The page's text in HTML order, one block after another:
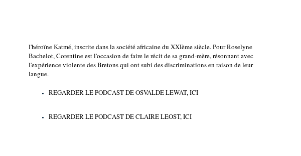
l'héroïne Katmé, inscrite dans la société africaine du XXIème siècle. Pour Roselyne
Bachelot, Corentine est l'occasion de faire le récit de sa grand-mère, résonnant avec
l'expérience violente des Bretons qui ont subi des discriminations en raison de leur
langue.
REGARDER LE PODCAST DE OSVALDE LEWAT, ICI
REGARDER LE PODCAST DE CLAIRE LEOST, ICI